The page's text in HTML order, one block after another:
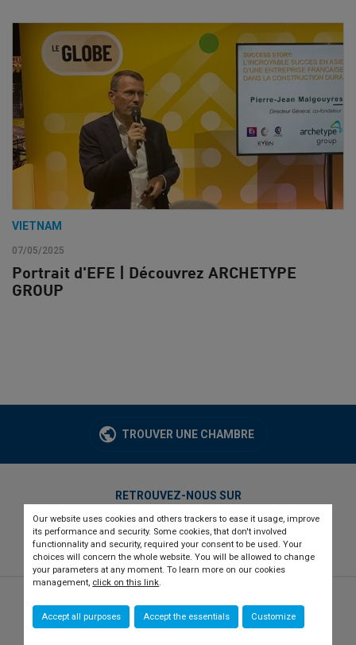
Our website uses cookies and others trackers to ease it usage, improve
its performance and security. Some cookies, that don't involved
functionnality and security, required your consent to be used. Your
choices will concern the whole website. You will be allowed to change
your parameters at any moment. To learn more on our cookies
management, click on this link.
Accept all purposes Accept the essentials Customize
VIETNAM
07/05/2025
Portrait d'EFE | Découvrez ARCHETYPE
GROUP
TROUVER UNE CHAMBRE
RETROUVEZ-NOUS SUR
twitterlinkedinyoutube
Qui sommes-nous ?
Recrutement Presse
Contact